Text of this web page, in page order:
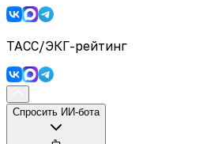
ТАСС/ЭКГ-рейтинг
Спросить ИИ-бота